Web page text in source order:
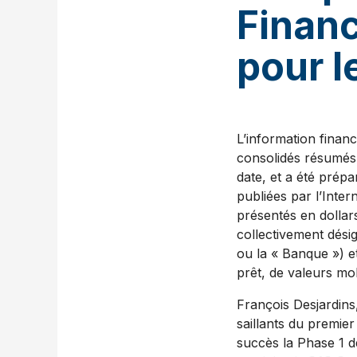
pour
L’information
consolidés
date, et a été
publiées par
présentés en
collectivement
ou la « Banque »)
prêt, de valeurs
François Desjardins, président et chef de la direction, a fait les commentaires suivants sur les faits saillants du premier trimestre 2019 : « Je suis heureux d’annoncer que nous avons terminé avec succès la Phase 1 de la mise en œuvre de notre système bancaire central et maintenant tous les produits de B2B Banque et la plupart des produits des Services aux entreprises sont désormais sur notre nouveau système. Nous bâtissons maintenant sur des bases solides. » M. Desjardins a ajouté : « Notre performance de ce trimestre a été affectée par les revenus en baisse des marchés des capitaux, néanmoins la direction demeure engagée à rencontrer ses objectifs à moyen terme, et ultimement, à créer de la valeur à long terme pour ses actionnaires. » M. Desjardins a conclu : « Banque Laurentienne Groupe Financier n’a jamais été dans une meilleure situation financière, en termes de solidité du capital et des liquidités; nous continuons à maintenir nos provisions pour pertes sur créances sous la moyenne de l’industrie, ce qui témoigne de la qualité de notre gestion des risques de souscription et de crédit; et même s’il reste du travail à accomplir, nous n'avons jamais été aussi solides en termes de processus et de technologie. » Faits saillants du premier trimestre 2019 Résultat net ajusté (1) de 44,7 millions $ et résultat net comme présenté de 40,3 millions $ Rendement des capitaux propres attribuables aux actionnaires ordinaires ajusté (1) de 7,3 % et rendement des capitaux propres attribuables aux actionnaires ordinaires comme présenté de 6,5 % Ratio d’efficacité ajusté (1) de 74,0 % et ratio d’efficacité comme présenté de 76,2 % Situation de fonds propres solides Gestion prudente des liquidités se traduisant par une réduction annuelle du revenu net d’intérêt estimée à 7,0 millions $ Amélioration soutenue de la marge nette d’intérêt, qui s’est établie à 1,80 % Solide qualité du crédit, les provisions pour pertes sur créances s'étant établies